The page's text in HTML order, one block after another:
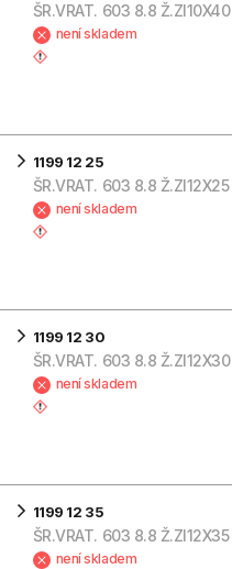
ŠR.VRAT. 603 8.8 Ž.ZI10X40
není skladem
1199 12 25
ŠR.VRAT. 603 8.8 Ž.ZI12X25
není skladem
1199 12 30
ŠR.VRAT. 603 8.8 Ž.ZI12X30
není skladem
1199 12 35
ŠR.VRAT. 603 8.8 Ž.ZI12X35
není skladem